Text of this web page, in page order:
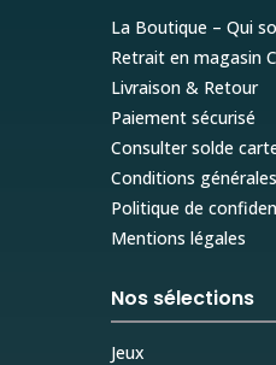
La Boutique – Qui
Retrait en magasin
Livraison & Retour
Paiement sécurisé
Consulter solde
Conditions
Politique de
Mentions légales
Nos sélections
Jeux